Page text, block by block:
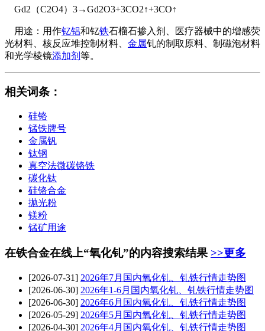
Gd2（C2O4）3→Gd2O3+3CO2↑+3CO↑
用途：用作钇铝和钇铁石榴石掺入剂、医疗器械中的增感荧
光材料、核反应堆控制材料、 金属钆的制取原料、制磁泡材料
和光学棱镜添加剂 等。
相关词条 ：
硅铬
锰铁牌号
金属钒
钛钢
真空法微碳铬铁
碳化钛
硅铬合金
抛光粉
镁粉
锰矿用途
在铁合金在线上“氧化钆”的内容搜索结果 >>更多
[2026-07-31] 2026年7月国内氧化钆 、钆铁行情走势图
[2026-06-30] 2026年1-6月国内氧化钆 、钆铁行情走势图
[2026-06-30] 2026年6月国内氧化钆 、钆铁行情走势图
[2026-05-29] 2026年5月国内氧化钆 、钆铁行情走势图
[2026-04-30] 2026年4月国内氧化钆 、钆铁行情走势图